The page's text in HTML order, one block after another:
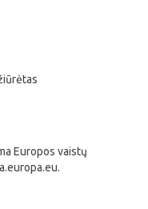
Europos vaistų